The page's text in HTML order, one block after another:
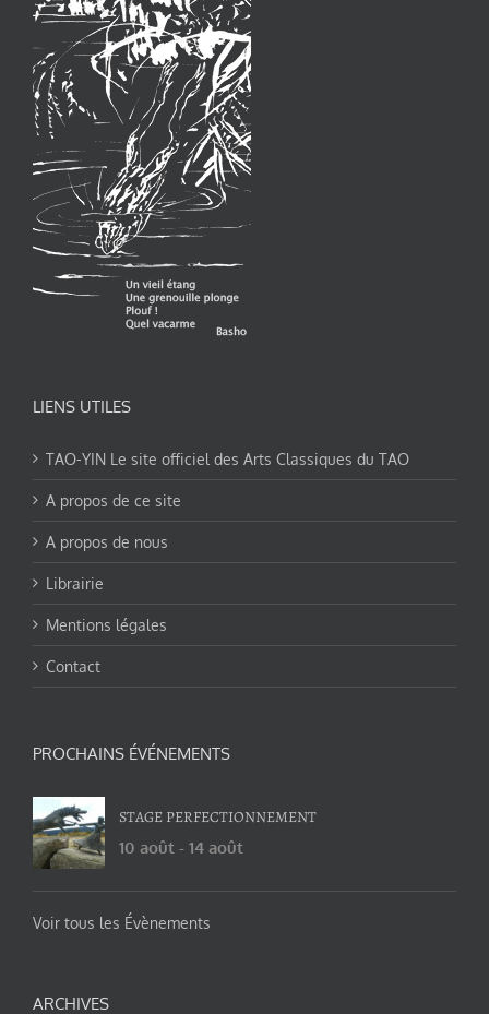
LIENS UTILES
TAO-YIN Le site officiel des Arts Classiques du TAO
A propos de ce site
A propos de nous
Librairie
Mentions légales
Contact
PROCHAINS ÉVÉNEMENTS
STAGE PERFECTIONNEMENT
10 août - 14 août
Voir tous les Évènements
ARCHIVES